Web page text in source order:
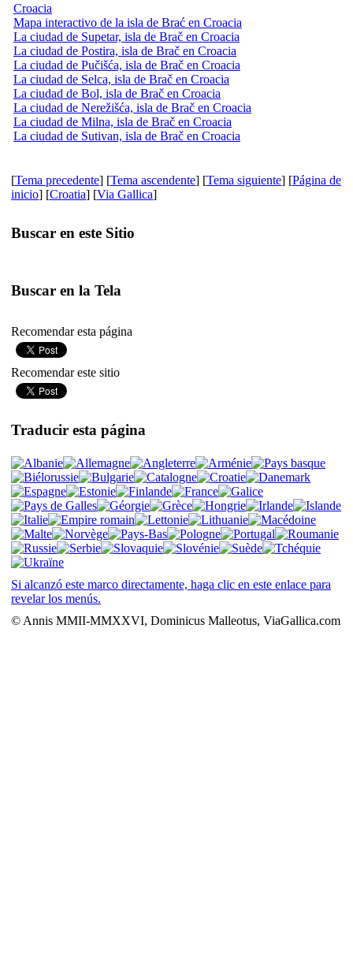
Croacia
Mapa interactivo de la isla de Brać en Croacia
La ciudad de Supetar, isla de Brač en Croacia
La ciudad de Postira, isla de Brač en Croacia
La ciudad de Pučišća, isla de Brač en Croacia
La ciudad de Selca, isla de Brač en Croacia
La ciudad de Bol, isla de Brač en Croacia
La ciudad de Nerežišća, isla de Brač en Croacia
La ciudad de Milna, isla de Brač en Croacia
La ciudad de Sutivan, isla de Brač en Croacia
[Tema precedente] [Tema ascendente] [Tema siguiente] [Página de
inicio] [Croatia] [Via Gallica]
Buscar en este Sitio
Buscar en la Tela
Recomendar esta página
Recomendar este sitio
Traducir esta página
Si alcanzó este marco directamente, haga clic en este enlace para
revelar los menús.
© Annis MMII-MMXXVI, Dominicus Malleotus, ViaGallica.com